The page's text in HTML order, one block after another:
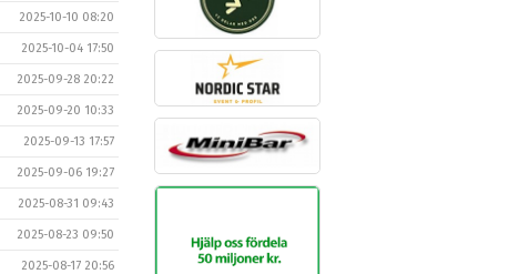
2025-10-10 08:20
2025-10-04 17:50
2025-09-28 20:22
2025-09-20 10:33
2025-09-13 17:57
2025-09-06 19:27
2025-08-31 09:43
2025-08-23 09:50
2025-08-17 20:56